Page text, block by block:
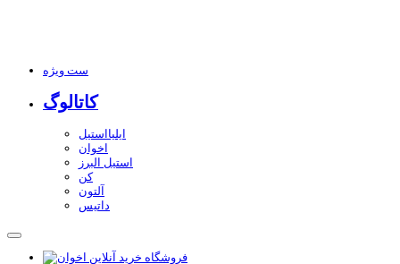
ست ویژه
کاتالوگ
ایلیااستیل
اخوان
استیل البرز
کن
آلتون
داتیس